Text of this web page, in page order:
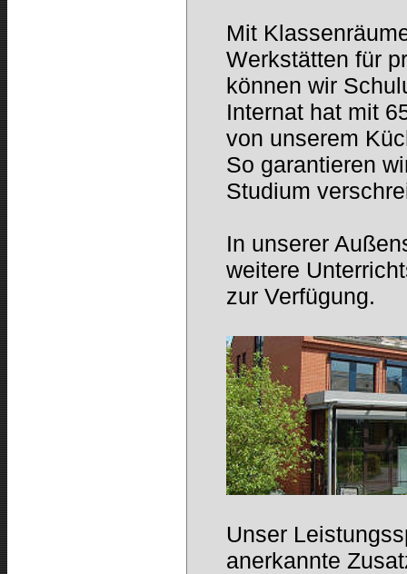
Mit
Werkstätten für
können wir
Internat hat mit
von unserem
So garantieren
Studium
In unserer
weitere
zur Verfügung.
Unser
anerkannte